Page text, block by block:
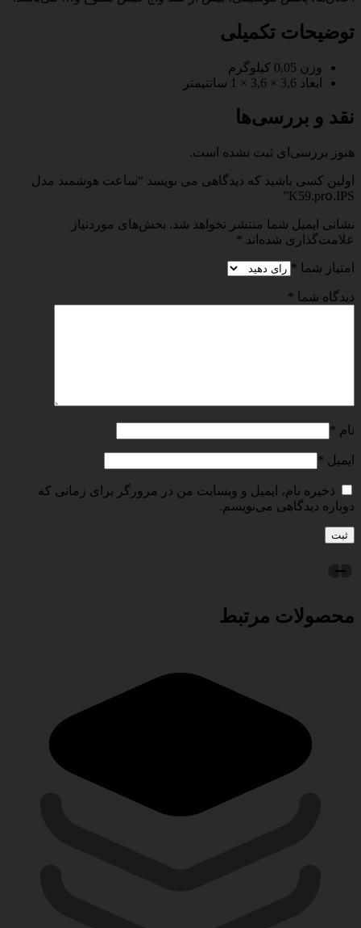
توضیحات تکمیلی
وزن 0,05 کیلوگرم
ابعاد 3,6 × 3,6 × 1 سانتیمتر
نقد و بررسی‌ها
هنوز بررسی‌ای ثبت نشده است.
اولین کسی باشید که دیدگاهی می نویسد “ساعت هوشمند مدل
Κ59.рrօ.IPS”
نشانی ایمیل شما منتشر نخواهد شد. بخش‌های موردنیاز
علامت‌گذاری شده‌اند *
امتیاز شما *
دیدگاه شما *
نام *
ایمیل *
ذخیره نام، ایمیل و وبسایت من در مرورگر برای زمانی که
دوباره دیدگاهی می‌نویسم.
محصولات مرتبط